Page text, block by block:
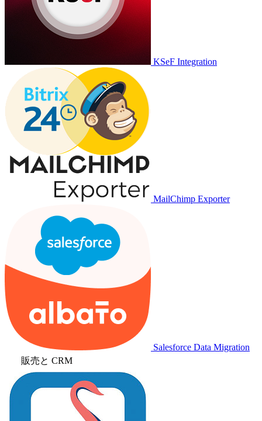
KSeF Integration
MailChimp Exporter
Salesforce Data Migration
販売と CRM